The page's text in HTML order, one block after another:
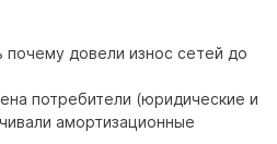
почему довели износ сетей до
потребители (юридические и
амортизационные